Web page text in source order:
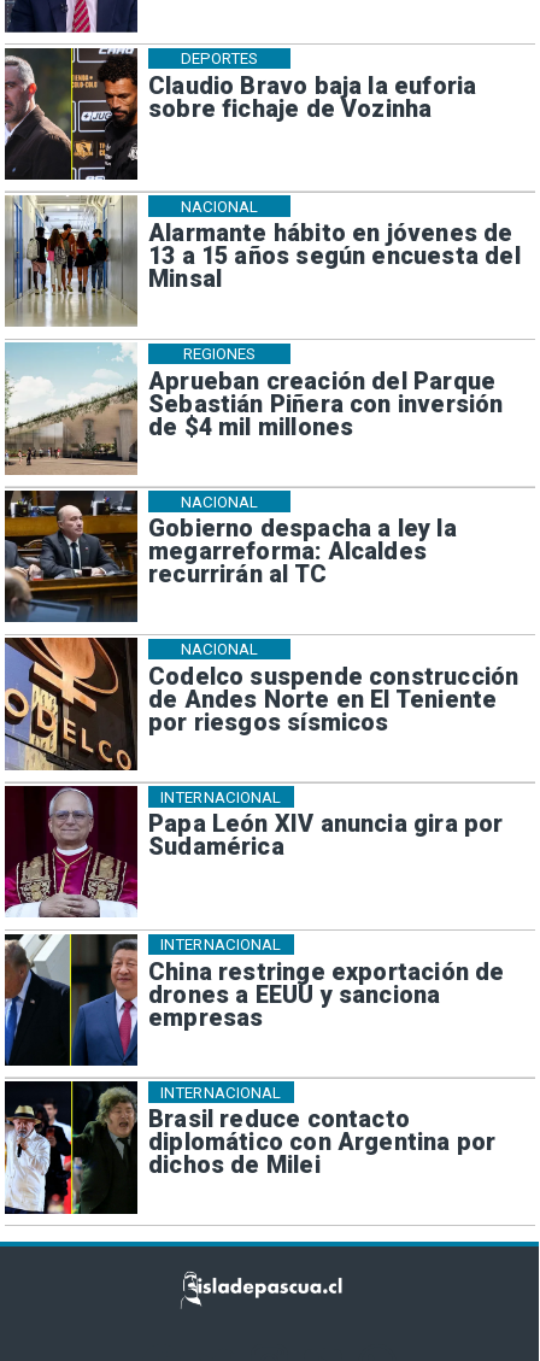
Claudio Bravo baja la euforia
sobre fichaje de Vozinha
DEPORTES
Alarmante hábito en jóvenes de
13 a 15 años según encuesta del
Minsal
NACIONAL
Aprueban creación del Parque
Sebastián Piñera con inversión
de $4 mil millones
REGIONES
Gobierno despacha a ley la
megarreforma: Alcaldes
recurrirán al TC
NACIONAL
Codelco suspende construcción
de Andes Norte en El Teniente
por riesgos sísmicos
NACIONAL
Papa León XIV anuncia gira por
Sudamérica
INTERNACIONAL
China restringe exportación de
drones a EEUU y sanciona
empresas
INTERNACIONAL
Brasil reduce contacto
diplomático con Argentina por
dichos de Milei
INTERNACIONAL